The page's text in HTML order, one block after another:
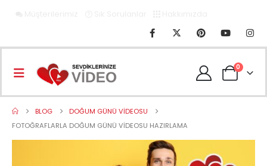
0
BLOG
DOĞUM GÜNÜ VIDEOSU
FOTOĞRAFLARLA DOĞUM GÜNÜ VIDEOSU HAZIRLAMA